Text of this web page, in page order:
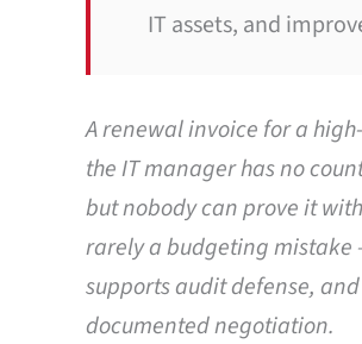
IT assets, and
A renewal invoice for a
the IT manager has no
but nobody can prove it
rarely a budgeting mistake
supports audit defense,
documented negotiation.